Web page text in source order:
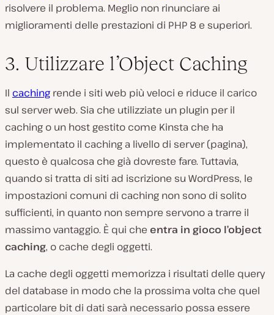
risolvere il problema. Meglio non rinunciare ai
miglioramenti delle prestazioni di PHP 8 e superiori.
3. Utilizzare l’Object Caching
Il caching rende i siti web più veloci e riduce il carico
sul server web. Sia che utilizziate un plugin per il
caching o un host gestito come Kinsta che ha
implementato il caching a livello di server (pagina),
questo è qualcosa che già dovreste fare. Tuttavia,
quando si tratta di siti ad iscrizione su WordPress, le
impostazioni comuni di caching non sono di solito
sufficienti, in quanto non sempre servono a trarre il
massimo vantaggio. È qui che entra in gioco l’object
caching, o cache degli oggetti.
La cache degli oggetti memorizza i risultati delle query
del database in modo che la prossima volta che quel
particolare bit di dati sarà necessario possa essere